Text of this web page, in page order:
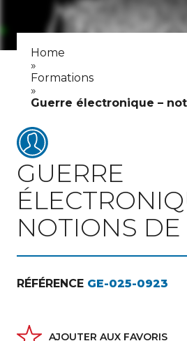
Home
»
Formations
»
Guerre électronique –
GUERRE
NOTIONS DE
RÉFÉRENCE GE-025-0923
AJOUTER AUX FAVORIS